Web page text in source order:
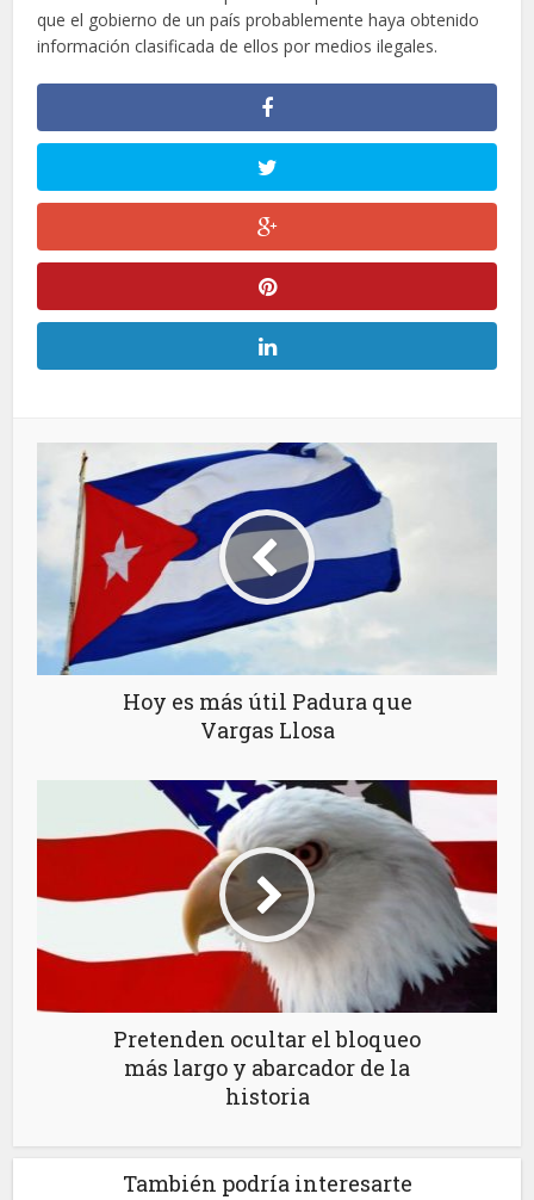
que el gobierno de un país probablemente haya obtenido
información clasificada de ellos por medios ilegales.
Hoy es más útil Padura que
Vargas Llosa
Pretenden ocultar el bloqueo
más largo y abarcador de la
historia
También podría interesarte